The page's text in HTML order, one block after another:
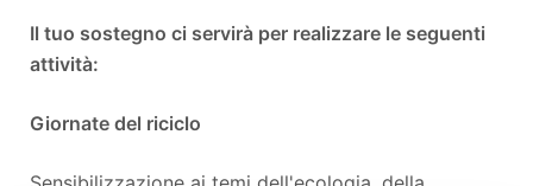
Il tuo sostegno ci servirà per realizzare le seguenti
attività:
Giornate del riciclo